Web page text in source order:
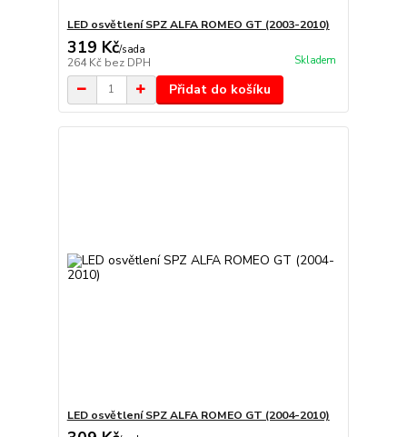
LED osvětlení SPZ ALFA ROMEO GT (2003-2010)
319 Kč/sada
264 Kč bez DPH Skladem
Přidat do košíku
LED osvětlení SPZ ALFA ROMEO GT (2004-2010)